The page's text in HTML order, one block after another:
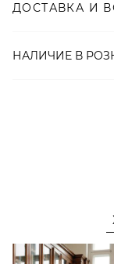
основе
Артикул
ДОСТАВКА И
НАЛИЧИЕ В